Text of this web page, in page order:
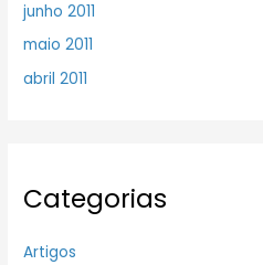
junho 2011
maio 2011
abril 2011
Categorias
Artigos